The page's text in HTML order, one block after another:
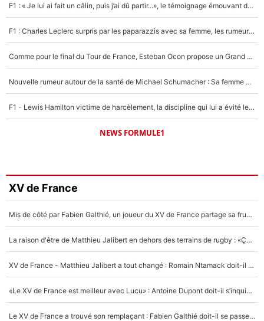
F1 : « Je lui ai fait un câlin, puis j’ai dû partir...», le témoignage émouvant de Max Verstappen sur sa fille
F1 : Charles Leclerc surpris par les paparazzis avec sa femme, les rumeurs étaient vraies !
Comme pour le final du Tour de France, Esteban Ocon propose un Grand Prix de Formule 1 à Paris : «Autour de l’Arc de Triomphe, ce serait génial» !
Nouvelle rumeur autour de la santé de Michael Schumacher : Sa femme Corinna sort du silence
F1 - Lewis Hamilton victime de harcèlement, la discipline qui lui a évité le pire : «J'aurais probablement mal tourné»
NEWS FORMULE1
XV de France
Mis de côté par Fabien Galthié, un joueur du XV de France partage sa frustration : «ils ne me l’ont pas dit tout de suite»
La raison d'être de Matthieu Jalibert en dehors des terrains de rugby : «Ça m'atteint autant que si tu touches à un membre de ma famille»
XV de France - Matthieu Jalibert a tout changé : Romain Ntamack doit-il s’inquiéter pour sa place à un an de la Coupe du monde ?
«Le XV de France est meilleur avec Lucu» : Antoine Dupont doit-il s’inquiéter pour sa place ?
Le XV de France a trouvé son remplaçant : Fabien Galthié doit-il se passer d'Antoine Dupont ?